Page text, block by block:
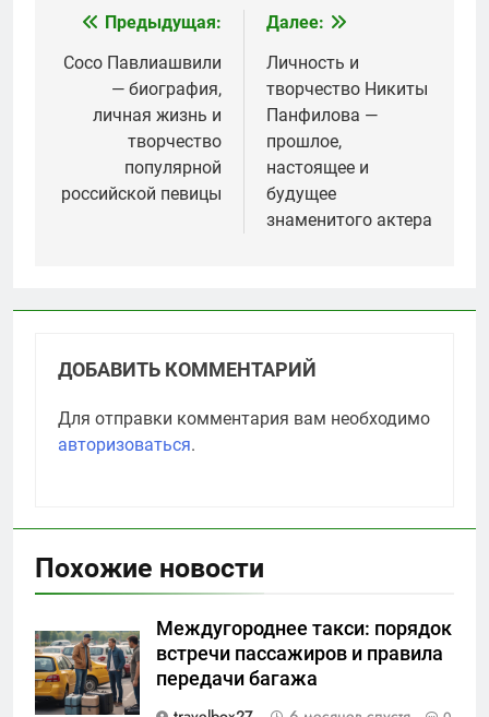
Навигация
по
записям
Предыдущая:
Сосо Павлиашвили
— биография,
личная жизнь и
творчество
популярной
российской певицы
Далее:
Личность и
творчество Никиты
Панфилова —
прошлое,
настоящее и
будущее
знаменитого актера
ДОБАВИТЬ КОММЕНТАРИЙ
Для отправки комментария вам необходимо
авторизоваться.
Похожие новости
Междугороднее такси: порядок
встречи пассажиров и правила
передачи багажа